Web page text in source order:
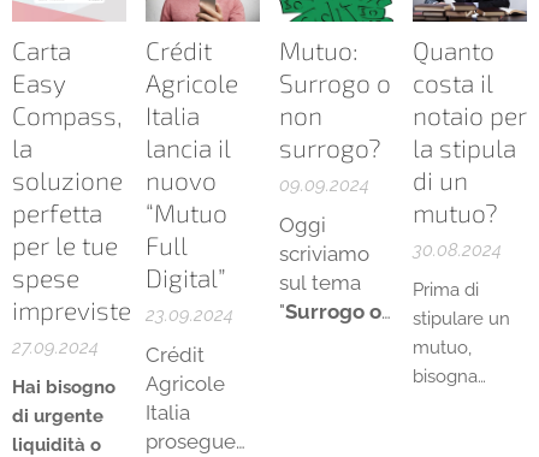
conto
corrente
possono
essere varie
e differenti da
persona a
persona.
da oltre
tredici anni
in Europa e
America
Latina, con
oltre
400.000
famiglie
aiutate a
risolvere i
problemi
finanziari.
suo obiettivo
è concedere
Carta
Easy
Compass,
la
soluzione
perfetta
per le tue
spese
impreviste
27.09.2024
Hai bisogno
di urgente
liquidità o
Crédit
Agricole
Italia
lancia il
nuovo
“Mutuo
Full
Digital”
23.09.2024
Crédit
Agricole
Italia
prosegue
Mutuo:
Surrogo o
non
surrogo?
09.09.2024
Oggi
scriviamo
sul tema
"Surrogo o
Quanto
costa il
notaio per
la stipula
di un
mutuo?
30.08.2024
Prima di
stipulare un
mutuo,
bisogna